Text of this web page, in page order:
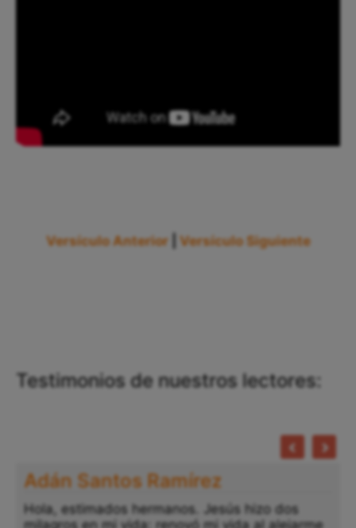
Versículo Anterior Versículo Siguiente
Testimonios de nuestros lectores:
Adán Santos Ramírez
Hola, estimados hermanos. Jesús hizo dos